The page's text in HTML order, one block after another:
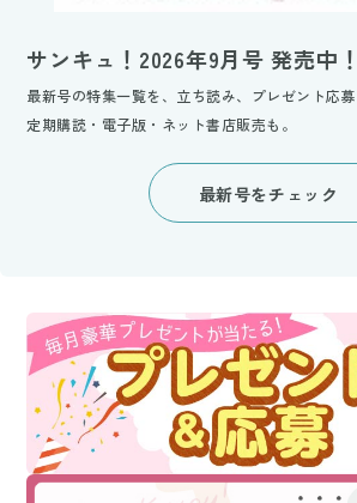
サンキュ！2026年9月号 発売中！
最新号の特集一覧を、立ち読み、プレゼント応募
定期購読・電子版・ネット書店販売も。
最新号をチェック